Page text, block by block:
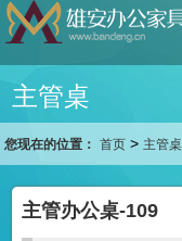
主管桌
您现在的位置： 首页 > 主管桌
主管办公桌-109